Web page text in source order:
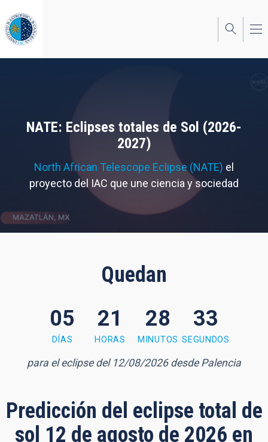
al
contenido
principal
NATE: Eclipses totales de Sol (2026-
2027)
North African Telescope Eclipse (NATE) el
proyecto del IAC que une ciencia y sociedad
Quedan
32 seconds
05
DÍAS
21
HORAS
28
MINUTOS
32
SEGUNDOS
para el eclipse del 12/08/2026 desde Palencia
Predicción del eclipse total de
sol 12 de agosto de 2026 en